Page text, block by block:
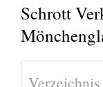
Schrott
Verzeichnis